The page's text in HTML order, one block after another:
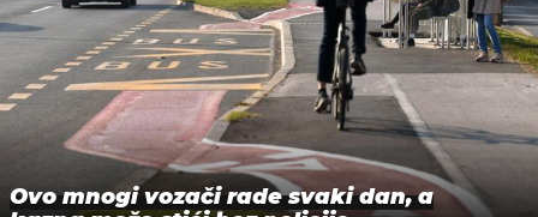
Ovo mnogi vozači rade svaki dan, a